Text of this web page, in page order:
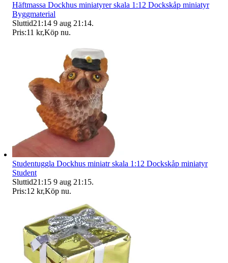
Häftmassa Dockhus miniatyrer skala 1:12 Dockskåp miniatyr
Byggmaterial
Sluttid21:14 9 aug 21:14.
Pris:11 kr,Köp nu.
Studentuggla Dockhus miniatr skala 1:12 Dockskåp miniatyr
Student
Sluttid21:15 9 aug 21:15.
Pris:12 kr,Köp nu.